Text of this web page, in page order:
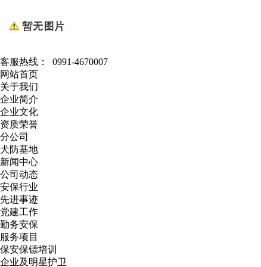
客服热线：
0991-4670007
网站首页
关于我们
企业简介
企业文化
资质荣誉
分公司
犬防基地
新闻中心
公司动态
安保行业
先进事迹
党建工作
勤务安保
服务项目
保安保镖培训
企业及明星护卫